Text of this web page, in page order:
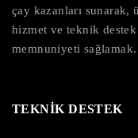
çay kazanları sunarak,
hizmet ve teknik
memnuniyeti sağlamak.
TEKNİK DESTEK